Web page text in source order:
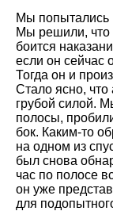
Мы попытались
Мы решили, что
боится
если он сейчас
Тогда он и
Стало ясно, что
грубой силой.
полосы,
бок. Каким-то
на одном из
был снова
час по полосе
он уже
для